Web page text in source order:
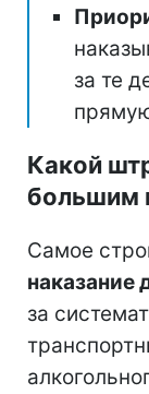
за те
Какой
большим
Самое
наказание
за